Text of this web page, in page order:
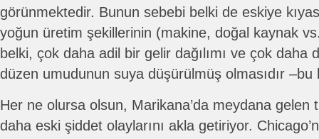
görünmektedir. Bunun sebebi belki de eskiye
yoğun üretim şekillerinin (makine, doğal kaynak
belki, çok daha adil bir gelir dağılımı ve çok daha
düzen umudunun suya düşürülmüş olmasıdır
Her ne olursa olsun, Marikana’da meydana gelen
daha eski şiddet olaylarını akla getiriyor.